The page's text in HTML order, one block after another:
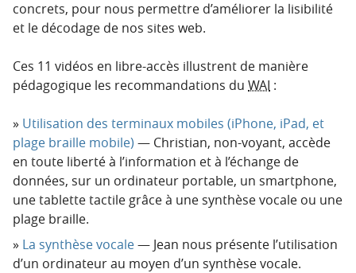
concrets, pour nous permettre d’améliorer la lisibilité
et le décodage de nos sites web.
Ces 11 vidéos en libre-accès illustrent de manière
pédagogique les recommandations du WAI :
Utilisation des terminaux mobiles (iPhone, iPad, et
plage braille mobile) — Christian, non-voyant, accède
en toute liberté à l’information et à l’échange de
données, sur un ordinateur portable, un smartphone,
une tablette tactile grâce à une synthèse vocale ou une
plage braille.
La synthèse vocale— Jean nous présente l’utilisation
d’un ordinateur au moyen d’un synthèse vocale.